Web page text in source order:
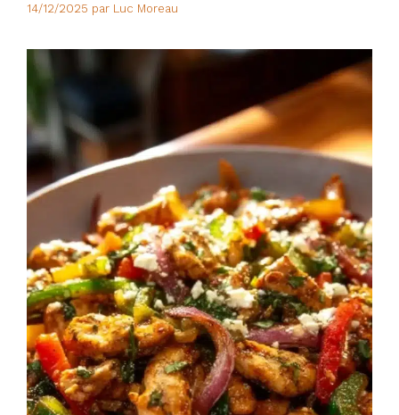
14/12/2025 par Luc Moreau